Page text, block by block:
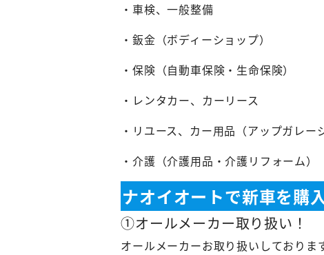
・車検、一般整備
・鈑金（ボディーショップ）
・保険（自動車保険・生命保険）
・レンタカー、カーリース
・リユース、カー用品（アップガレー
・介護（介護用品・介護リフォーム）
ナオイオートで新車を購
①オールメーカー取り扱い！
オールメーカーお取り扱いしており